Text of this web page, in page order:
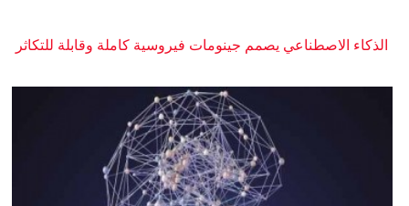
الذكاء الاصطناعي يصمم جينومات فيروسية كاملة وقابلة للتكاثر